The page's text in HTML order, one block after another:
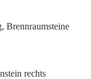
Brennraumsteine
rechts